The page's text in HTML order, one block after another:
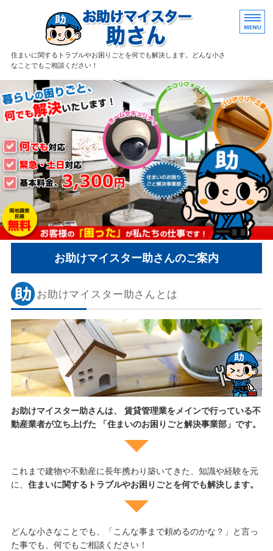
住まいのお困
住まいに関するトラブルやお困りごとを何でも解決します。どんな小さ
なことでもご相談ください！
ホーム
サービス案内
料金案内
会社概要
お問い合わせ
お助けマイスター助さんのご案内
お助けマイスター助さんとは
お助けマイスター助さんは、 賃貸管理業をメインで行っている不
動産業者が立ち上げた 「住まいのお困りごと解決事業部」です。
これまで建物や不動産に長年携わり築いてきた、知識や経験を元
に、 住まいに関するトラブルやお困りごとを何でも解決します。
どんな小さなことでも、「こんな事まで頼めるのかな？」と言っ
た事でも、何でもご相談ください！